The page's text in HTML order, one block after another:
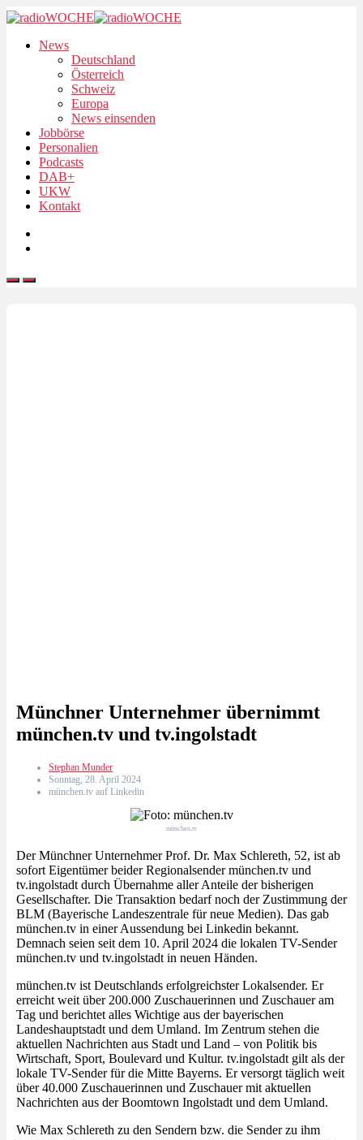
News
Deutschland
Österreich
Schweiz
Europa
News einsenden
Jobbörse
Personalien
Podcasts
DAB+
UKW
Kontakt
Münchner Unternehmer übernimmt
münchen.tv und tv.ingolstadt
Stephan Munder
Sonntag, 28. April 2024
münchen.tv auf Linkedin
münchen.tv
Der Münchner Unternehmer Prof. Dr. Max Schlereth, 52, ist ab
sofort Eigentümer beider Regionalsender münchen.tv und
tv.ingolstadt durch Übernahme aller Anteile der bisherigen
Gesellschafter. Die Transaktion bedarf noch der Zustimmung der
BLM (Bayerische Landeszentrale für neue Medien). Das gab
münchen.tv in einer Aussendung bei Linkedin bekannt.
Demnach seien seit dem 10. April 2024 die lokalen TV-Sender
münchen.tv und tv.ingolstadt in neuen Händen.
münchen.tv ist Deutschlands erfolgreichster Lokalsender. Er
erreicht weit über 200.000 Zuschauerinnen und Zuschauer am
Tag und berichtet alles Wichtige aus der bayerischen
Landeshauptstadt und dem Umland. Im Zentrum stehen die
aktuellen Nachrichten aus Stadt und Land – von Politik bis
Wirtschaft, Sport, Boulevard und Kultur. tv.ingolstadt gilt als der
lokale TV-Sender für die Mitte Bayerns. Er versorgt täglich weit
über 40.000 Zuschauerinnen und Zuschauer mit aktuellen
Nachrichten aus der Boomtown Ingolstadt und dem Umland.
Wie Max Schlereth zu den Sendern bzw. die Sender zu ihm